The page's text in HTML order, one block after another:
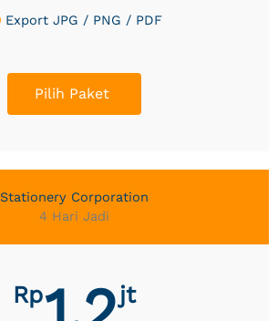
Export JPG / PNG / PDF
Pilih Paket
Stationery Corporation
4 Hari Jadi
Rp jt